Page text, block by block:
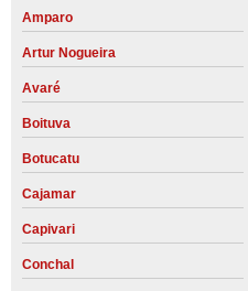
Amparo
Artur Nogueira
Avaré
Boituva
Botucatu
Cajamar
Capivari
Conchal